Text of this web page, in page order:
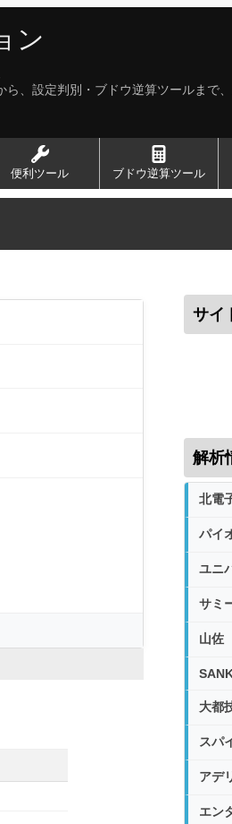
ン
、設定判別・ブドウ逆算ツールまで
便利ツール ブドウ逆算ツール
サイ
解析
北電
パイ
ユニ
サミ
山佐
大都
スパ
アデ
エン